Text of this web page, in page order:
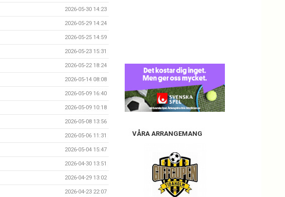
2026-05-30 14:23
2026-05-29 14:24
2026-05-25 14:59
2026-05-23 15:31
2026-05-22 18:24
2026-05-14 08:08
2026-05-09 16:40
2026-05-09 10:18
2026-05-08 13:56
2026-05-06 11:31
2026-05-04 15:47
2026-04-30 13:51
2026-04-29 13:02
2026-04-23 22:07
VÅRA ARRANGEMANG